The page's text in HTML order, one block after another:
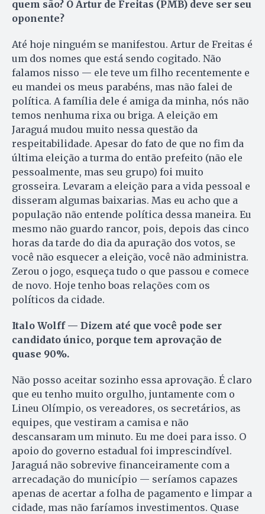
quem são? O Artur de Freitas (PMB) deve ser seu
oponente?
Até hoje ninguém se manifestou. Artur de Freitas é
um dos nomes que está sendo cogitado. Não
falamos nisso — ele teve um filho recentemente e
eu mandei os meus parabéns, mas não falei de
política. A família dele é amiga da minha, nós não
temos nenhuma rixa ou briga. A eleição em
Jaraguá mudou muito nessa questão da
respeitabilidade. Apesar do fato de que no fim da
última eleição a turma do então prefeito (não ele
pessoalmente, mas seu grupo) foi muito
grosseira. Levaram a eleição para a vida pessoal e
disseram algumas baixarias. Mas eu acho que a
população não entende política dessa maneira. Eu
mesmo não guardo rancor, pois, depois das cinco
horas da tarde do dia da apuração dos votos, se
você não esquecer a eleição, você não administra.
Zerou o jogo, esqueça tudo o que passou e comece
de novo. Hoje tenho boas relações com os
políticos da cidade.
Italo Wolff — Dizem até que você pode ser
candidato único, porque tem aprovação de
quase 90%.
Não posso aceitar sozinho essa aprovação. É claro
que eu tenho muito orgulho, juntamente com o
Lineu Olímpio, os vereadores, os secretários, as
equipes, que vestiram a camisa e não
descansaram um minuto. Eu me doei para isso. O
apoio do governo estadual foi imprescindível.
Jaraguá não sobrevive financeiramente com a
arrecadação do município — seríamos capazes
apenas de acertar a folha de pagamento e limpar a
cidade, mas não faríamos investimentos. Quase